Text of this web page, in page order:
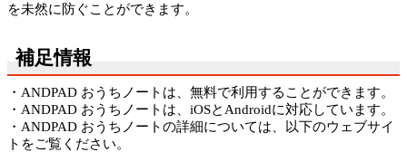
を未然に防ぐことができます。
補足情報
・ANDPAD おうちノートは、無料で利用することができます。
・ANDPAD おうちノートは、iOSとAndroidに対応しています。
・ANDPAD おうちノートの詳細については、以下のウェブサイ
トをご覧ください。